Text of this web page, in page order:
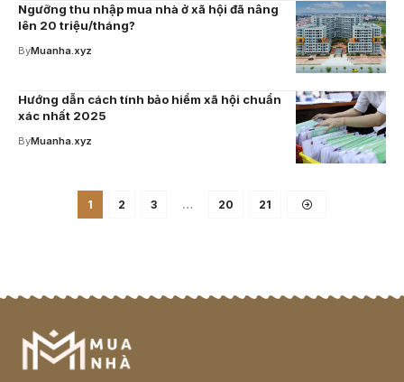
Ngưỡng thu nhập mua nhà ở xã hội đã nâng
lên 20 triệu/tháng?
ByMuanha.xyz
Hướng dẫn cách tính bảo hiểm xã hội chuẩn
xác nhất 2025
ByMuanha.xyz
1 2 3 … 20 21